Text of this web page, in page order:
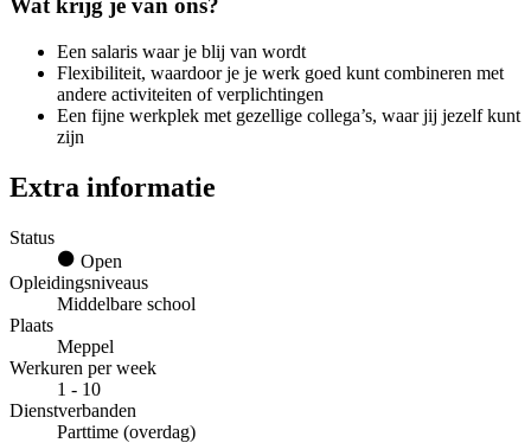
Wat krijg je van ons?
Een salaris waar je blij van wordt
Flexibiliteit, waardoor je je werk goed kunt combineren met
andere activiteiten of verplichtingen
Een fijne werkplek met gezellige collega’s, waar jij jezelf kunt
zijn
Extra informatie
Status
Open
Opleidingsniveaus
Middelbare school
Plaats
Meppel
Werkuren per week
1 - 10
Dienstverbanden
Parttime (overdag)